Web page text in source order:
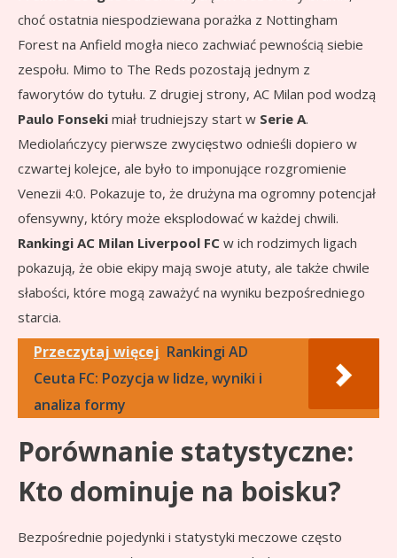
choć ostatnia niespodziewana porażka z Nottingham
Forest na Anfield mogła nieco zachwiać pewnością siebie
zespołu. Mimo to The Reds pozostają jednym z
faworytów do tytułu. Z drugiej strony, AC Milan pod wodzą
Paulo Fonseki miał trudniejszy start w Serie A.
Mediolańczycy pierwsze zwycięstwo odnieśli dopiero w
czwartej kolejce, ale było to imponujące rozgromienie
Venezii 4:0. Pokazuje to, że drużyna ma ogromny potencjał
ofensywny, który może eksplodować w każdej chwili.
Rankingi AC Milan Liverpool FC w ich rodzimych ligach
pokazują, że obie ekipy mają swoje atuty, ale także chwile
słabości, które mogą zaważyć na wyniku bezpośredniego
starcia.
Przeczytaj więcej Rankingi AD
Ceuta FC: Pozycja w lidze, wyniki i
analiza formy
Porównanie statystyczne:
Kto dominuje na boisku?
Bezpośrednie pojedynki i statystyki meczowe często